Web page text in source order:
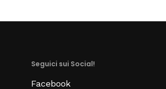
Seguici sui Social!
Facebook